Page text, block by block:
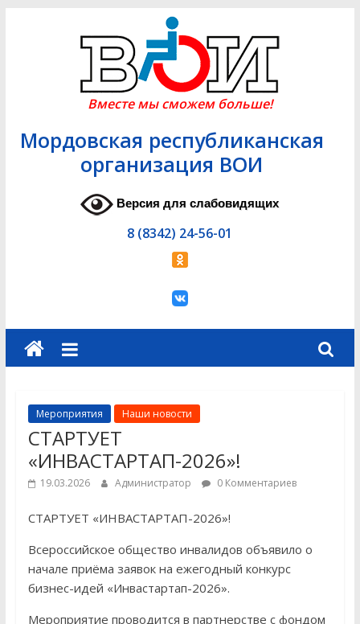
Вместе мы сможем больше!
Мордовская республиканская
организация ВОИ
Версия для слабовидящих
8 (8342) 24-56-01
Мероприятия Наши новости
СТАРТУЕТ
«ИНВАСТАРТАП-2026»!
19.03.2026 Администратор 0 Комментариев
СТАРТУЕТ «ИНВАСТАРТАП-2026»!
Всероссийское общество инвалидов объявило о
начале приёма заявок на ежегодный конкурс
бизнес-идей «Инвастартап-2026».
Мероприятие проводится в партнерстве с фондом